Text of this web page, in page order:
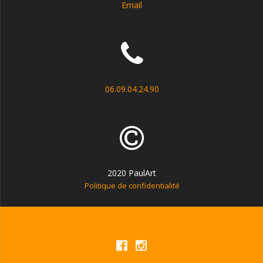
Email
06.09.04.24.90
2020 PaulArt
Politique de confidentialité